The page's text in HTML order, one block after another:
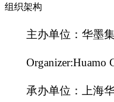
组织架构
主办单位： 华墨
Organizer:Huamo
承办单位：上海